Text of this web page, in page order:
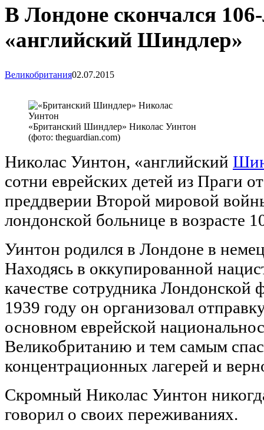
В Лондоне скончался
«английский Шиндлер»
Великобритания02.07.2015
«Британский Шиндлер» Николас Уинтон
(фото: theguardian.com)
Николас Уинтон, «английский
сотни еврейских детей из Праги
преддверии Второй мировой
лондонской больнице в возрасте
Уинтон родился в Лондоне в
Находясь в оккупированной
качестве сотрудника
1939 году он организовал
основном еврейской
Великобританию и тем самым
концентрационных лагерей и
Скромный Николас Уинтон
говорил о своих переживаниях.